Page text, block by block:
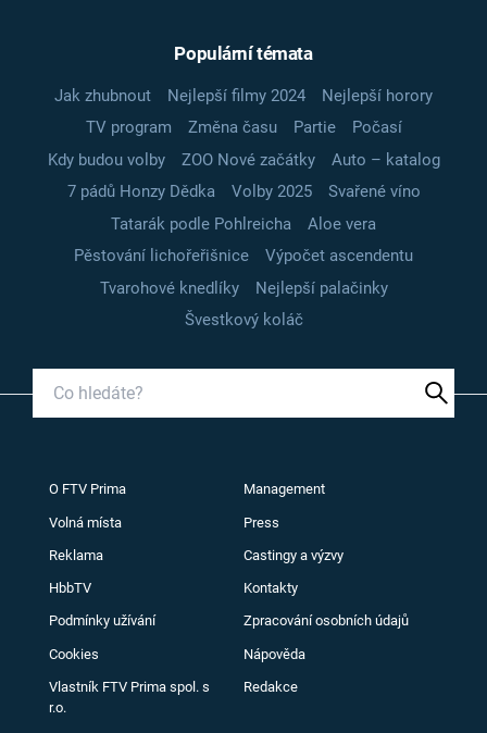
Populární témata
Jak zhubnout Nejlepší filmy 2024
Nejlepší horory
TV program
Změna času Partie
Počasí
Kdy budou volby
ZOO Nové začátky
Auto – katalog
7 pádů Honzy Dědka
Volby 2025
Svařené víno
Tatarák podle Pohlreicha
Aloe vera
Pěstování lichořeřišnice
Výpočet ascendentu
Tvarohové knedlíky
Nejlepší palačinky
Švestkový koláč
O FTV Prima Management
Volná místa Press
Reklama Castingy a výzvy
HbbTV Kontakty
Podmínky užívání Zpracování osobních údajů
Cookies Nápověda
Vlastník FTV Prima spol. s
r.o.
Redakce